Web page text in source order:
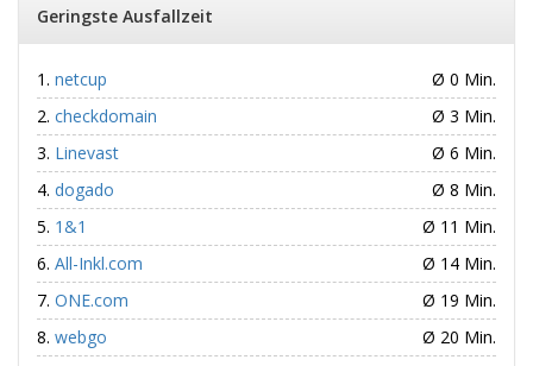
Geringste Ausfallzeit
netcup
Ø 0 Min.
checkdomain
Ø 3 Min.
Linevast
Ø 6 Min.
dogado
Ø 8 Min.
1&1
Ø 11 Min.
All-Inkl.com
Ø 14 Min.
ONE.com
Ø 19 Min.
webgo
Ø 20 Min.